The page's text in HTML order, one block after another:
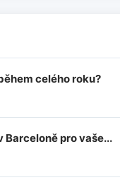
celého roku?
pro vaše...